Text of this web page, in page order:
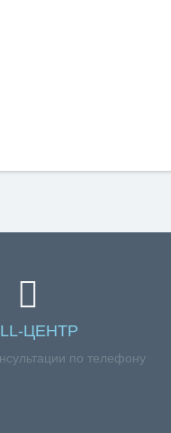
ЦЕНТР
по телефону